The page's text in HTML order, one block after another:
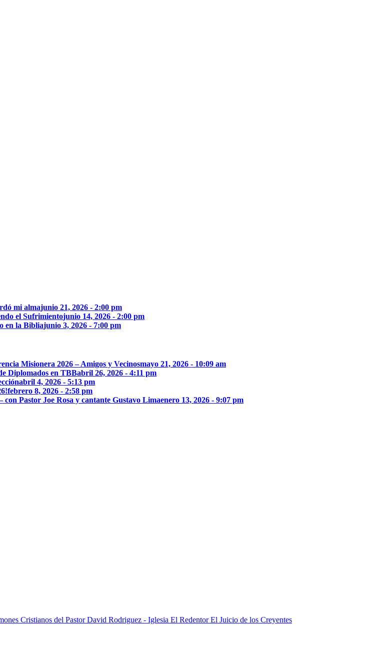
mi almajunio 21, 2026 - 2:00 pm
el Sufrimientojunio 14, 2026 - 2:00 pm
en la Bibliajunio 3, 2026 - 7:00 pm
Misionera 2026 – Amigos y Vecinosmayo 21, 2026 - 10:09 am
Diplomados en TBBabril 26, 2026 - 4:11 pm
abril 4, 2026 - 5:13 pm
febrero 8, 2026 - 2:58 pm
con Pastor Joe Rosa y cantante Gustavo Limaenero 13, 2026 - 9:07 pm
El Juicio de los Creyentes